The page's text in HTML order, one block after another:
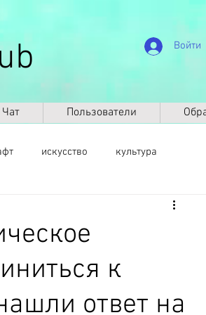
Войти
Чат Пользователи
искусство культура
биография
динозавры Климат
к
ответ на